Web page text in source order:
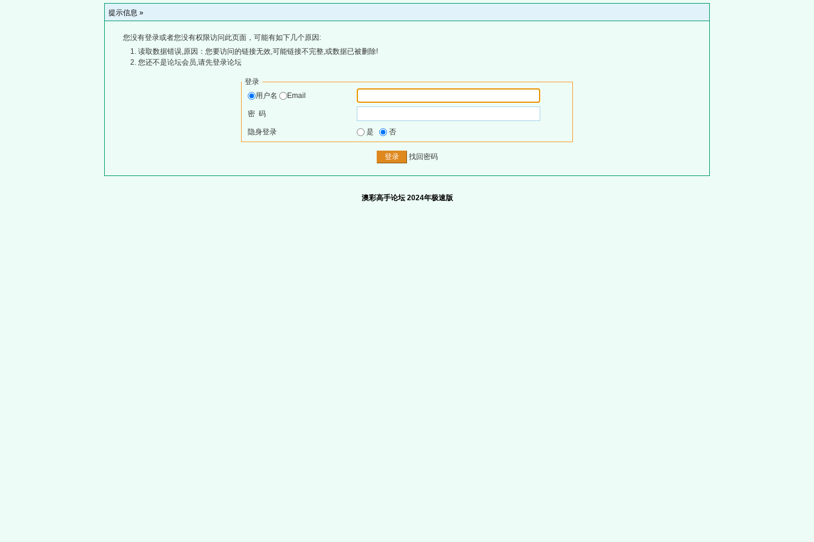
提示信息 »
您没有登录或者您没有权限访问此页面，可能有如下几个原因:
读取数据错误,原因：您要访问的链接无效,可能链接不完整,或数据已被删除!
您还不是论坛会员,请先登录论坛
登录
用户名
Email
密 码
隐身登录 是 否
找回密码
澳彩高手论坛 2024年极速版